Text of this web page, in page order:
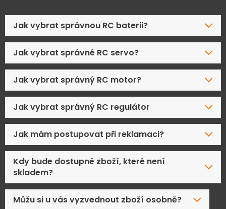
Jak vybrat správnou RC baterii?
Jak vybrat správné RC servo?
Jak vybrat správný RC motor?
Jak vybrat správný RC regulátor
Jak mám postupovat při reklamaci?
Kdy bude dostupné zboží, které není
skladem?
Můžu si u vás vyzvednout zboží osobně?